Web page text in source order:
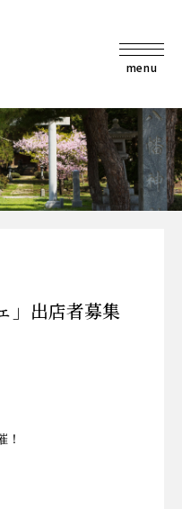
menu
」出店者募集
！